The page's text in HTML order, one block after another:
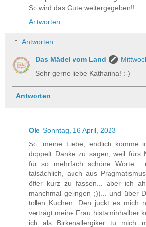
So wird das Gute weitergegeben!!
Antworten
Antworten
Das Mädel vom Land
Sehr gerne liebe Katharina! :-)
Antworten
Ole Sonntag, 16 April, 2023
So, meine Liebe, endlich komme
doppelt Danke zu sagen, weil fürs
für so mehrfach schöne Worte...
tatsächlich, auch aus
öfter kurz zu fassen... aber ich
manchmal gelingen ;))... und über
tollen Kuchen. Den juckt es mich
verträgt meine Frau histaminhalber
ich als Birkenallergiker tu mich